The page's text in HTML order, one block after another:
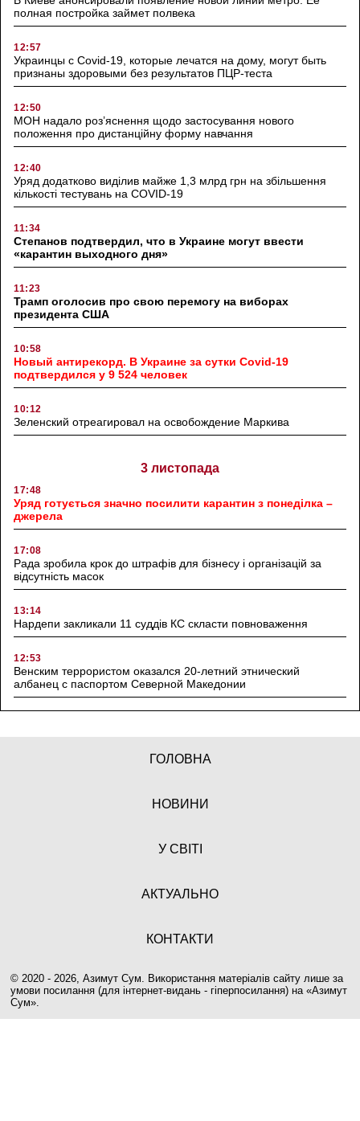
полная постройка займет полвека
12:57
Украинцы с Covid-19, которые лечатся на дому, могут быть
признаны здоровыми без результатов ПЦР-теста
12:50
МОН надало роз’яснення щодо застосування нового
положення про дистанційну форму навчання
12:40
Уряд додатково виділив майже 1,3 млрд грн на збільшення
кількості тестувань на COVID-19
11:34
Степанов подтвердил, что в Украине могут ввести
«карантин выходного дня»
11:23
Трамп оголосив про свою перемогу на виборах
президента США
10:58
Новый антирекорд. В Украине за сутки Covid-19
подтвердился у 9 524 человек
10:12
Зеленский отреагировал на освобождение Маркива
3 листопада
17:48
Уряд готується значно посилити карантин з понеділка –
джерела
17:08
Рада зробила крок до штрафів для бізнесу і організацій за
відсутність масок
13:14
Нардепи закликали 11 суддів КС скласти повноваження
12:53
Венским террористом оказался 20-летний этнический
албанец с паспортом Северной Македонии
ГОЛОВНА
НОВИНИ
У СВІТІ
АКТУАЛЬНО
КОНТАКТИ
© 2020 - 2026, Азимут Сум. Використання матеріалів сайту лише за
умови посилання (для інтернет-видань - гіперпосилання) на «Азимут
Сум».